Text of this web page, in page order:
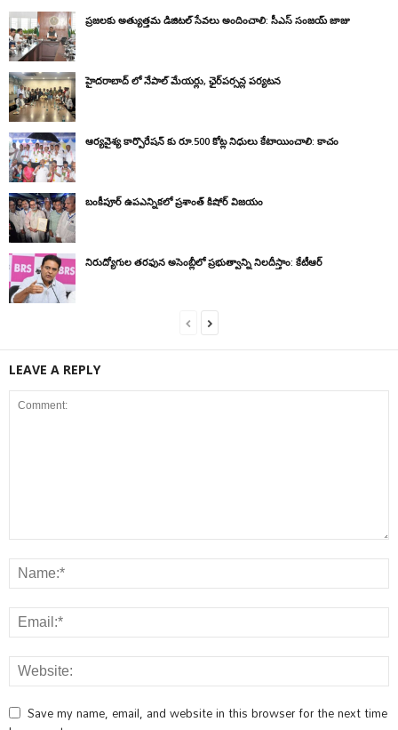
ప్రజలకు అత్యుత్తమ డిజిటల్ సేవలు అందించాలి: సీఎస్ సంజయ్ జాజు
హైదరాబాద్ లో నేపాల్ మేయర్లు, ఛైర్‌పర్సన్ల పర్యటన
ఆర్యవైశ్య కార్పొరేషన్ కు రూ.500 కోట్ల నిధులు కేటాయించాలి: కాచం
బంకీపూర్ ఉపఎన్నికలో ప్రశాంత్ కిషోర్ విజయం
నిరుద్యోగుల తరఫున అసెంబ్లీలో ప్రభుత్వాన్ని నిలదీస్తాం: కేటీఆర్
LEAVE A REPLY
Save my name, email, and website in this browser for the next time